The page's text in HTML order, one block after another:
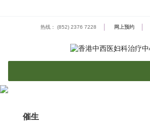
热线： (852) 2376 7228 网上预约
催生